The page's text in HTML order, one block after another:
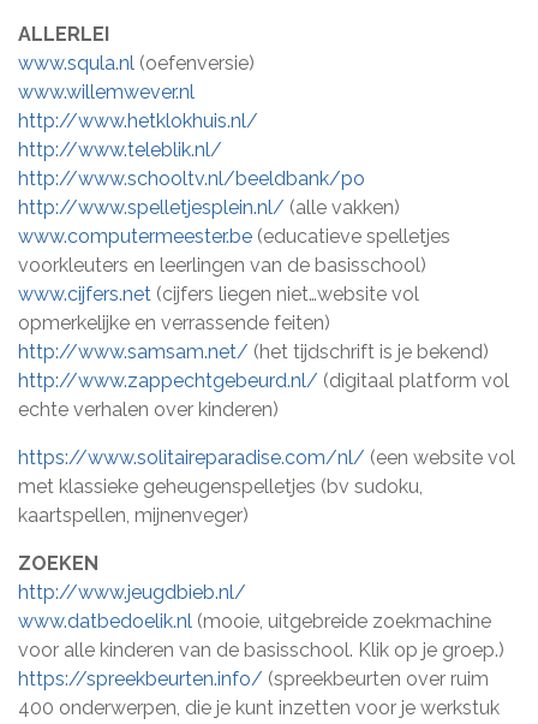
ALLERLEI
www.squla.nl (oefenversie)
www.willemwever.nl
http://www.hetklokhuis.nl/
http://www.teleblik.nl/
http://www.schooltv.nl/beeldbank/po
http://www.spelletjesplein.nl/ (alle vakken)
www.computermeester.be (educatieve spelletjes
voorkleuters en leerlingen van de basisschool)
www.cijfers.net (cijfers liegen niet…website vol
opmerkelijke en verrassende feiten)
http://www.samsam.net/ (het tijdschrift is je bekend)
http://www.zappechtgebeurd.nl/ (digitaal platform vol
echte verhalen over kinderen)
https://www.solitaireparadise.com/nl/ (een website vol
met klassieke geheugenspelletjes (bv sudoku,
kaartspellen, mijnenveger)
ZOEKEN
http://www.jeugdbieb.nl/
www.datbedoelik.nl (mooie, uitgebreide zoekmachine
voor alle kinderen van de basisschool. Klik op je groep.)
https://spreekbeurten.info/ (spreekbeurten over ruim
400 onderwerpen, die je kunt inzetten voor je werkstuk